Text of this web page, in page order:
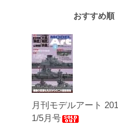
おすすめ順
月刊モデルアート 201
1/5月号